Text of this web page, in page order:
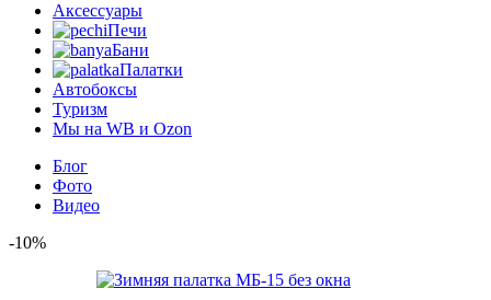
Аксессуары
Печи
Бани
Палатки
Автобоксы
Туризм
Мы на WB и Ozon
Блог
Фото
Видео
-10%